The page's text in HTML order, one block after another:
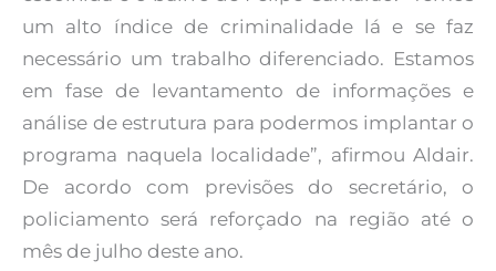
um alto índice de criminalidade lá e se faz
necessário um trabalho diferenciado. Estamos
em fase de levantamento de informações e
análise de estrutura para podermos implantar o
programa naquela localidade”, afirmou Aldair.
De acordo com previsões do secretário, o
policiamento será reforçado na região até o
mês de julho deste ano.